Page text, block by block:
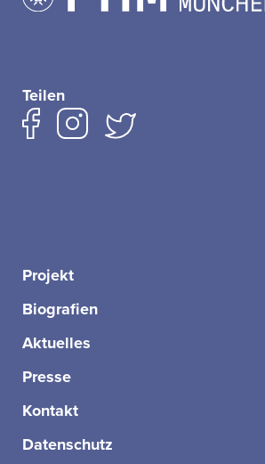
Teilen
Projekt
Biografien
Aktuelles
Presse
Kontakt
Datenschutz